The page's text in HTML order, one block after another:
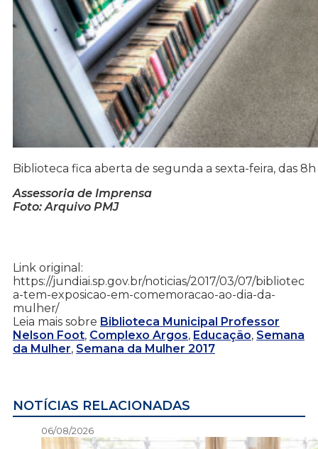
Biblioteca fica aberta de segunda a sexta-feira, das 8h
Assessoria de Imprensa
Foto: Arquivo PMJ
Link original:
https://jundiai.sp.gov.br/noticias/2017/03/07/bibliotec
a-tem-exposicao-em-comemoracao-ao-dia-da-
mulher/
Leia mais sobre Biblioteca Municipal Professor
Nelson Foot, Complexo Argos, Educação, Semana
da Mulher, Semana da Mulher 2017
NOTÍCIAS RELACIONADAS
06/08/2026